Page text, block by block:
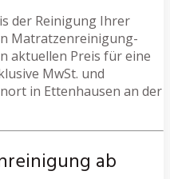
der Reinigung Ihrer
Matratzenreinigung-
aktuellen Preis für eine
MwSt. und
in Ettenhausen an der
ab